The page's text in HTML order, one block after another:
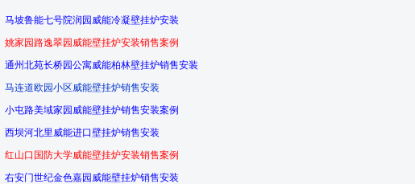
马坡鲁能七号院润园威能冷凝壁挂炉安装
姚家园路逸翠园威能壁挂炉安装销售案例
通州北苑长桥园公寓威能柏林壁挂炉销售安装
马连道欧园小区威能壁挂炉销售安装
小屯路美域家园威能壁挂炉销售安装案例
西坝河北里威能进口壁挂炉销售安装
红山口国防大学威能壁挂炉安装销售案例
右安门世纪金色嘉园威能壁挂炉销售安装